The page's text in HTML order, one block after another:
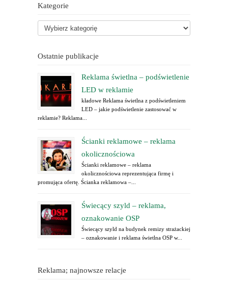
Kategorie
Ostatnie publikacje
Reklama świetlna – podświetlenie
LED w reklamie
kładowe Reklama świetlna z podświetleniem
LED – jakie podświetlenie zastosować w
reklamie? Reklama...
Ścianki reklamowe – reklama
okolicznościowa
Ścianki reklamowe – reklama
okolicznościowa reprezentująca firmę i
promująca ofertę. Ścianka reklamowa –...
Świecący szyld – reklama,
oznakowanie OSP
Świecący szyld na budynek remizy strażackiej
– oznakowanie i reklama świetlna OSP w...
Reklama; najnowsze relacje